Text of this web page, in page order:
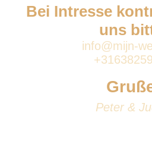
Bei Intresse
uns
info@mijn-
Peter &